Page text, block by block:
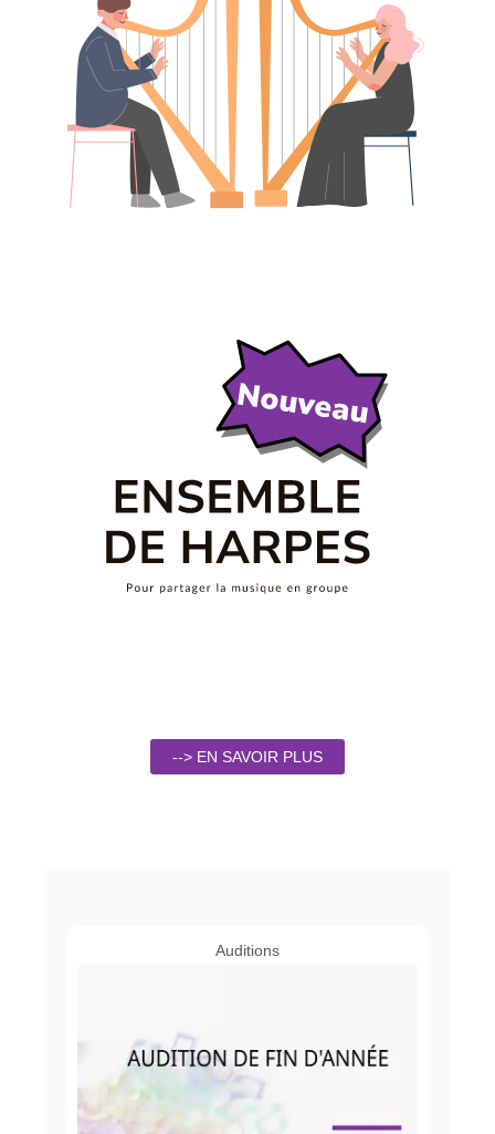
--> EN SAVOIR PLUS
Auditions